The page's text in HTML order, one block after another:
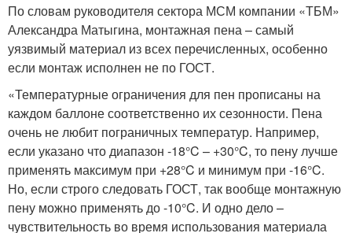
По словам руководителя сектора МСМ компании «ТБМ»
Александра Матыгина, монтажная пена – самый
уязвимый материал из всех перечисленных, особенно
если монтаж исполнен не по ГОСТ.
«Температурные ограничения для пен прописаны на
каждом баллоне соответственно их сезонности. Пена
очень не любит пограничных температур. Например,
если указано что диапазон -18°C – +30°C, то пену лучше
применять максимум при +28°C и минимум при -16°C.
Но, если строго следовать ГОСТ, так вообще монтажную
пену можно применять до -10°C. И одно дело –
чувствительность во время использования материала